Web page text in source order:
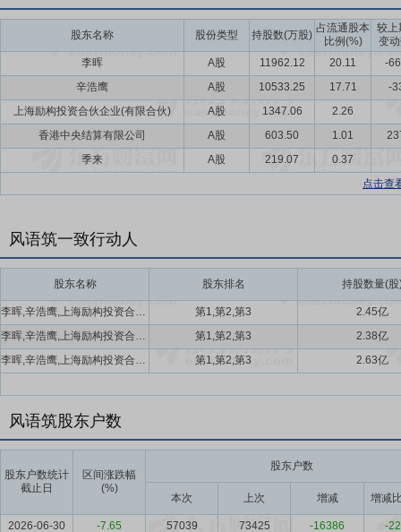
股东名称 股份类型 持股数(万股)
占流通股本
比例(%)
较上
变
李晖
A股 11962.12 20.11
-
辛浩鹰
A股 10533.25 17.71
-
上海励构投资合伙企业(有限合伙)
A股 1347.06
2.26
香港中央结算有限公司
A股 603.50 1.01
季来
A股 219.07
0.37
点击查
风语筑一致行动人
股东名称 股东排名 持股数量(股
李晖,辛浩鹰,上海励构投资合伙企业(有限合伙) 第1,第2,第3
2.45亿
李晖,辛浩鹰,上海励构投资合伙企业(有限合伙)
第1,第2,第3
2.38亿
李晖,辛浩鹰,上海励构投资合伙企业(有限合伙)
第1,第2,第3 2.63亿
风语筑股东户数
股东户数统计
截止日
区间涨跌幅
(%)
股东户数
本次 上次 增减 增减
2026-06-30 -7.65 57039 73425 -16386
-